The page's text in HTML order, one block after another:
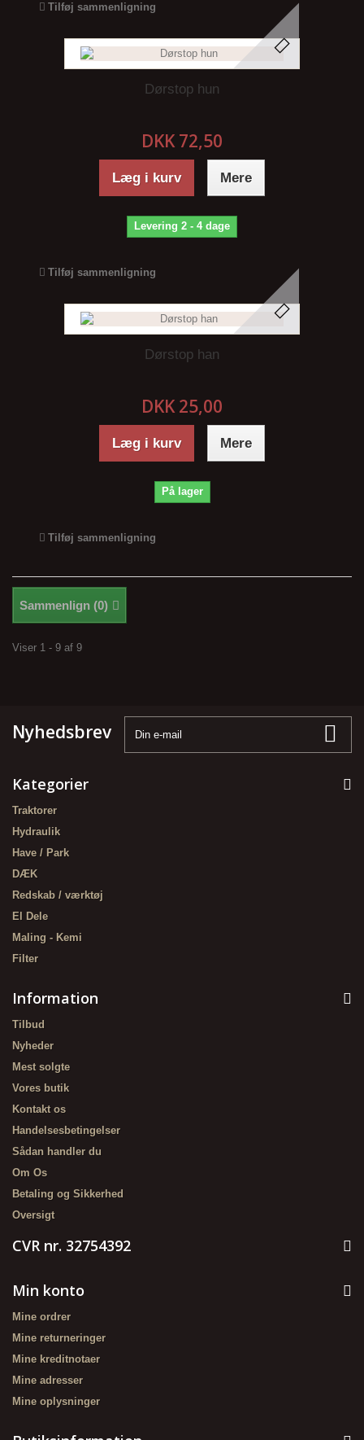
Tilføj sammenligning
Dørstop hun
DKK 72,50
Læg i kurv Mere
Levering 2 - 4 dage
Tilføj sammenligning
Dørstop han
DKK 25,00
Læg i kurv Mere
På lager
Tilføj sammenligning
Sammenlign (0)
Viser 1 - 9 af 9
Nyhedsbrev
Kategorier
Traktorer
Hydraulik
Have / Park
DÆK
Redskab / værktøj
El Dele
Maling - Kemi
Filter
Information
Tilbud
Nyheder
Mest solgte
Vores butik
Kontakt os
Handelsesbetingelser
Sådan handler du
Om Os
Betaling og Sikkerhed
Oversigt
CVR nr. 32754392
Min konto
Mine ordrer
Mine returneringer
Mine kreditnotaer
Mine adresser
Mine oplysninger